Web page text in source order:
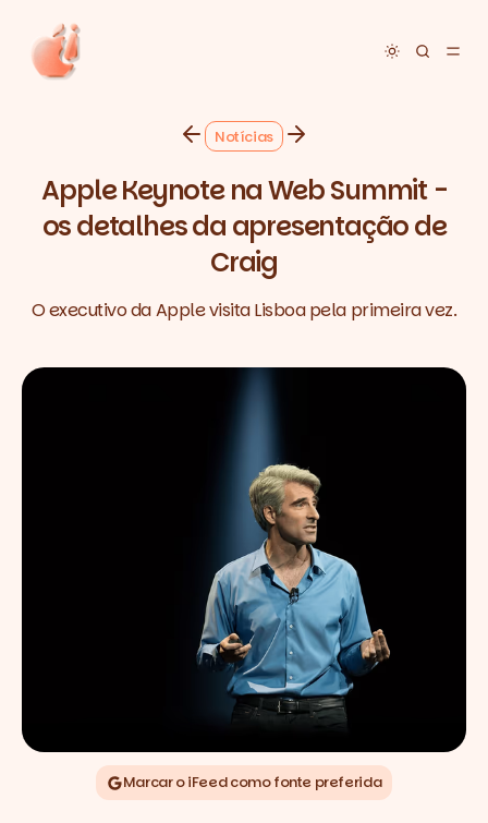
Toggle
Notícias
Apple Keynote na Web Summit -
os detalhes da apresentação de
Craig
O executivo da Apple visita Lisboa pela primeira vez.
Marcar o iFeed como fonte preferida